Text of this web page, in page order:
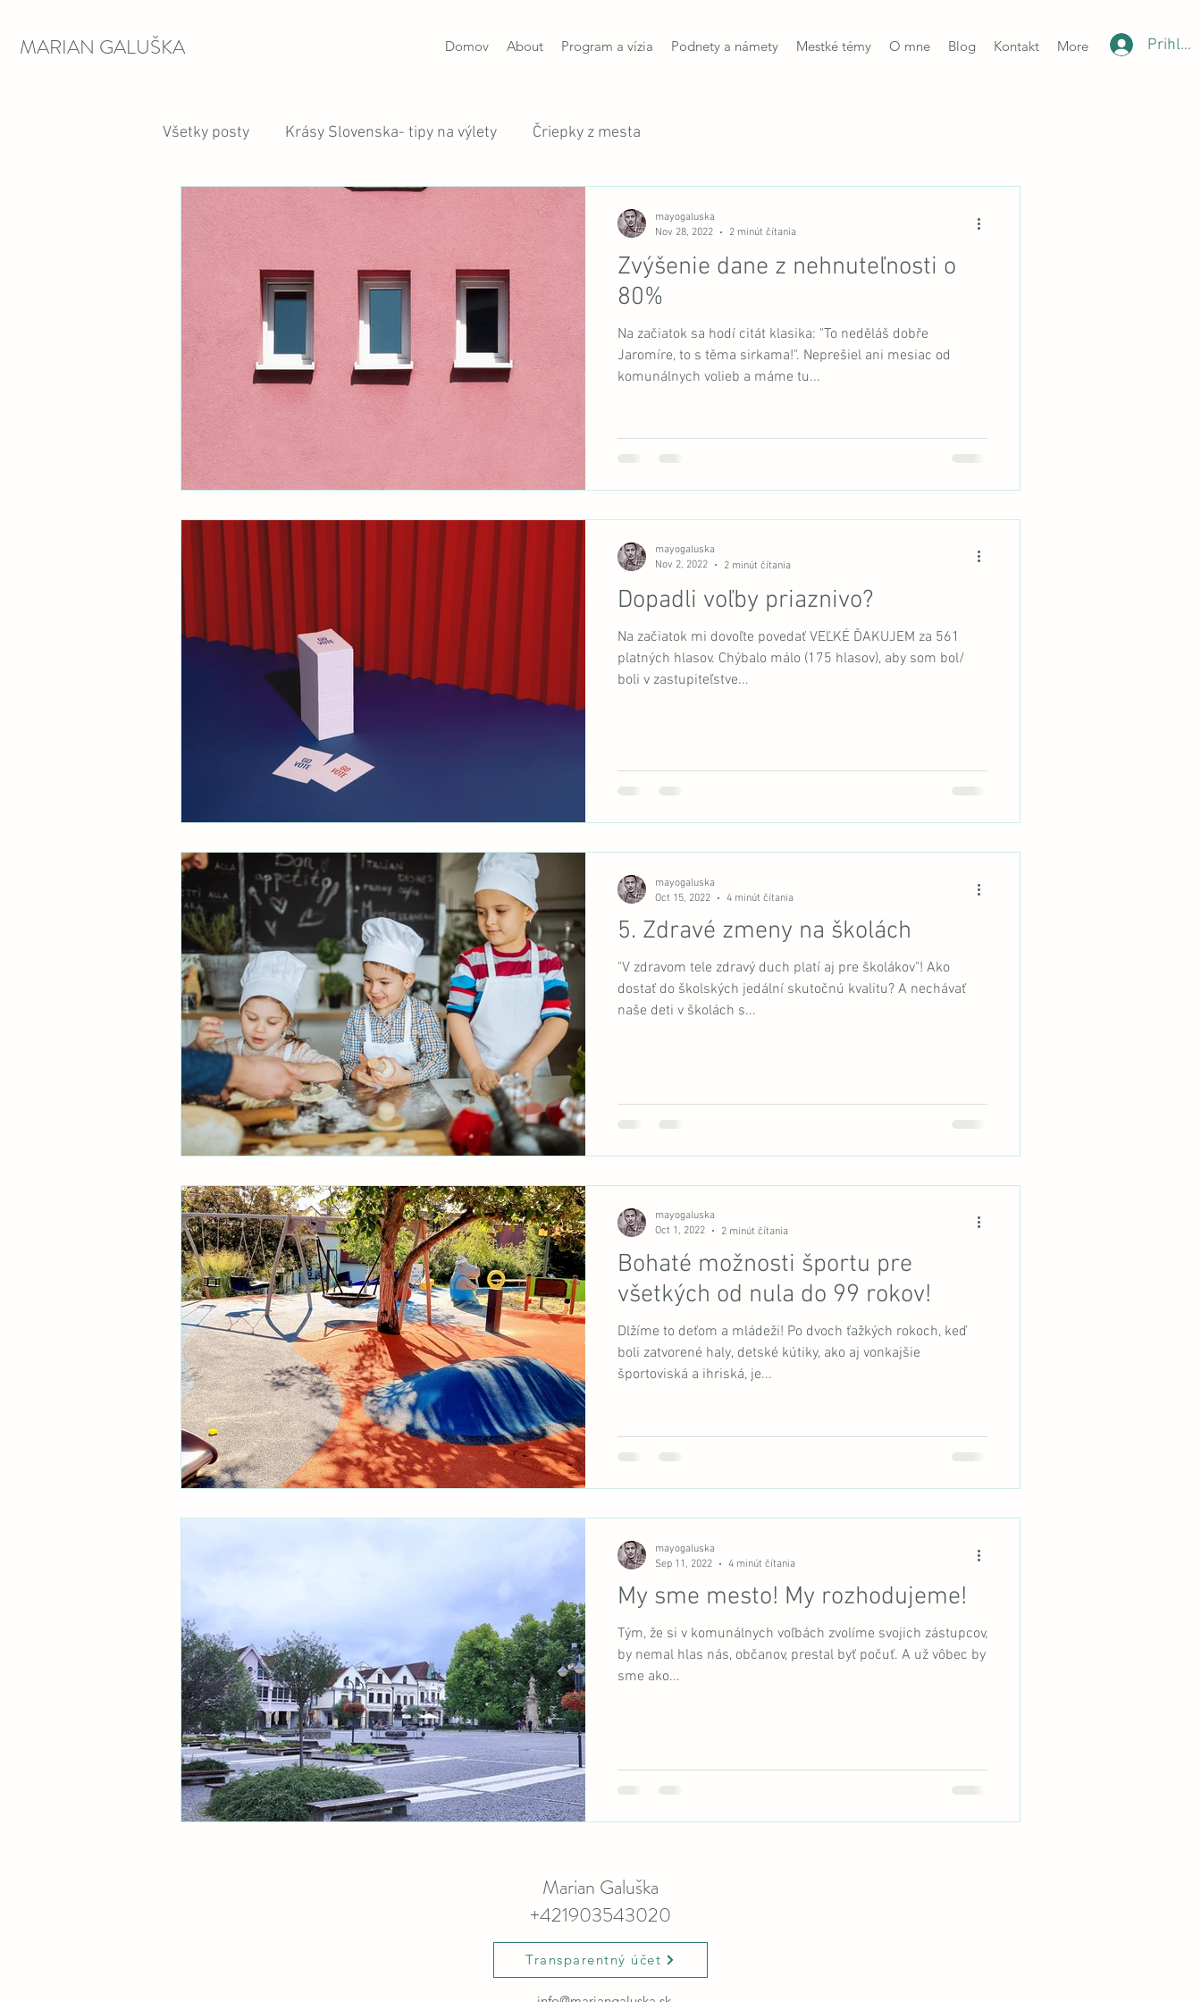
MARIAN GALUŠKA Domov About Program a vízia Podnety a námety Mestké témy O mne Blog Kontakt More
Všetky posty Krásy Slovenska- tipy na výlety Čriepky z mesta
Zvýšenie dane z nehnuteľnosti o
80%
Na začiatok sa hodí citát klasika: "To neděláš dobře
Jaromíre, to s těma sirkama!". Neprešiel ani mesiac od
komunálnych volieb a máme tu...
mayogaluska
Nov 28, 2022
2 minút čítania
Dopadli voľby priaznivo?
Na začiatok mi dovoľte povedať VEĽKÉ ĎAKUJEM za 561
platných hlasov. Chýbalo málo (175 hlasov), aby som bol/
boli v zastupiteľstve...
mayogaluska
Nov 2, 2022
2 minút čítania
5. Zdravé zmeny na školách
"V zdravom tele zdravý duch platí aj pre školákov"! Ako
dostať do školských jedální skutočnú kvalitu? A nechávať
naše deti v školách s...
mayogaluska
Oct 15, 2022
4 minút čítania
Bohaté možnosti športu pre
všetkých od nula do 99 rokov!
Dlžíme to deťom a mládeži! Po dvoch ťažkých rokoch, keď
boli zatvorené haly, detské kútiky, ako aj vonkajšie
športoviská a ihriská, je...
mayogaluska
Oct 1, 2022
2 minút čítania
My sme mesto! My rozhodujeme!
Tým, že si v komunálnych voľbách zvolíme svojich zástupcov,
by nemal hlas nás, občanov, prestal byť počuť. A už vôbec by
sme ako...
mayogaluska
Sep 11, 2022
4 minút čítania
Marian Galuška
+421903543020
Transparentný účet